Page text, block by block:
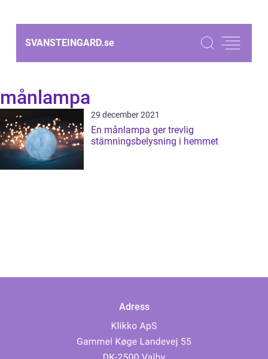
SVANSTEINGARD.se
månlampa
29 december 2021
En månlampa ger trevlig
stämningsbelysning i hemmet
Adress